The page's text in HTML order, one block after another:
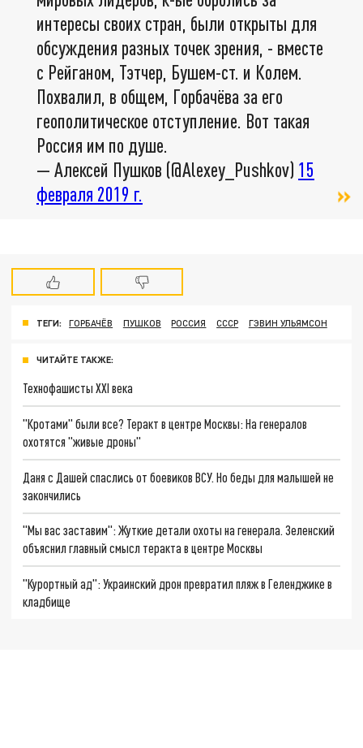
интересы своих стран, были открыты для
обсуждения разных точек зрения, - вместе
с Рейганом, Тэтчер, Бушем-ст. и Колем.
Похвалил, в общем, Горбачёва за его
геополитическое отступление. Вот такая
Россия им по душе.
— Алексей Пушков (@Alexey_Pushkov) 15
февраля 2019 г.
ТЕГИ: ГОРБАЧЁВ ПУШКОВ РОССИЯ СССР ГЭВИН УЛЬЯМСОН
ЧИТАЙТЕ ТАКЖЕ:
Технофашисты XXI века
"Кротами" были все? Теракт в центре Москвы: На генералов
охотятся "живые дроны"
Даня с Дашей спаслись от боевиков ВСУ. Но беды для малышей не
закончились
"Мы вас заставим": Жуткие детали охоты на генерала. Зеленский
объяснил главный смысл теракта в центре Москвы
"Курортный ад": Украинский дрон превратил пляж в Геленджике в
кладбище